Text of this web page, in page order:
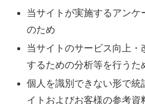
当サイトが実施するアンケ
のため
当サイトのサービス向上
するための分析等を行うた
個人を識別できない形で統
イトおよびお客様の参考資